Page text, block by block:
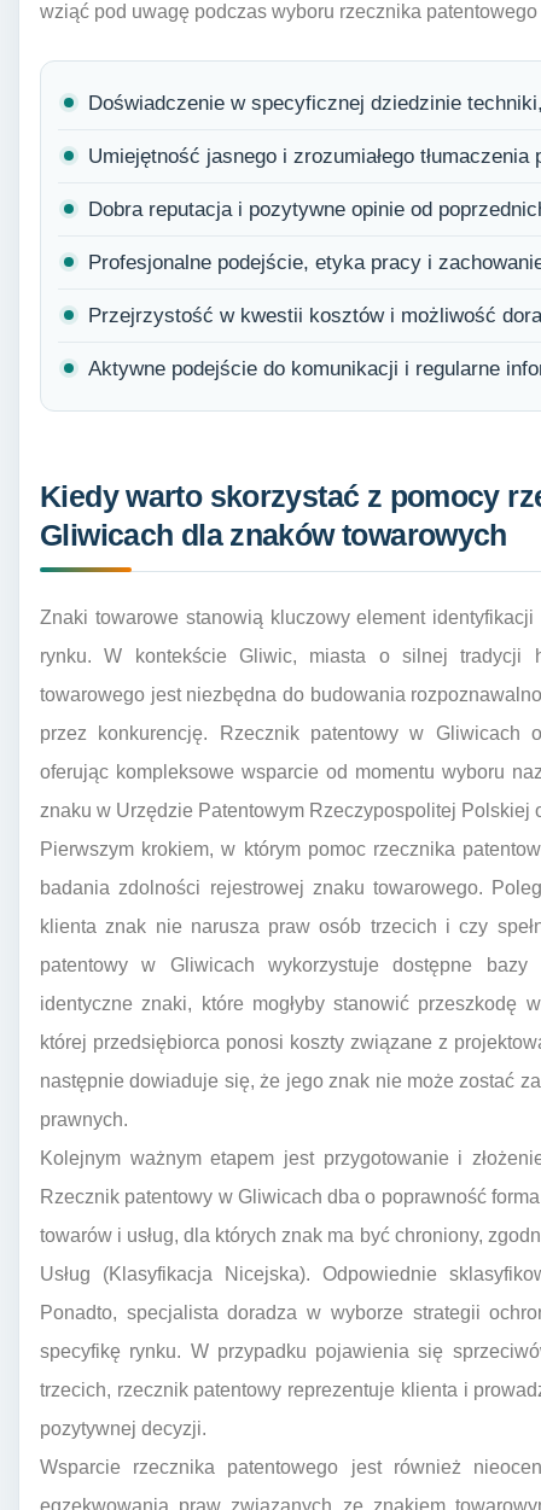
wziąć pod uwagę podczas wyboru rzecznika
Doświadczenie w specyficznej dziedzinie
Umiejętność jasnego i zrozumiałego
Dobra reputacja i pozytywne opinie od
Profesjonalne podejście, etyka pracy i
Przejrzystość w kwestii kosztów i możliwość
Aktywne podejście do komunikacji i regularne
Kiedy warto skorzystać z pomocy
Gliwicach dla znaków towarowych
Znaki towarowe stanowią kluczowy element
rynku. W kontekście Gliwic, miasta o silnej tradycji
towarowego jest niezbędna do budowania
przez konkurencję. Rzecznik patentowy w Gliwicach
oferując kompleksowe wsparcie od momentu wyboru
znaku w Urzędzie Patentowym Rzeczypospolitej Polskiej
Pierwszym krokiem, w którym pomoc rzecznika
badania zdolności rejestrowej znaku towarowego.
klienta znak nie narusza praw osób trzecich i czy
patentowy w Gliwicach wykorzystuje dostępne
identyczne znaki, które mogłyby stanowić przeszkodę
której przedsiębiorca ponosi koszty związane z
następnie dowiaduje się, że jego znak nie może zostać
prawnych.
Kolejnym ważnym etapem jest przygotowanie i
Rzecznik patentowy w Gliwicach dba o poprawność
towarów i usług, dla których znak ma być chroniony,
Usług (Klasyfikacja Nicejska). Odpowiednie
Ponadto, specjalista doradza w wyborze strategii
specyfikę rynku. W przypadku pojawienia się
trzecich, rzecznik patentowy reprezentuje klienta i
pozytywnej decyzji.
Wsparcie rzecznika patentowego jest również